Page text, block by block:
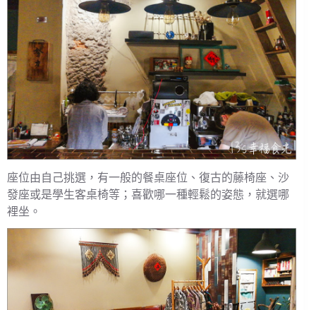
座位由自己挑選，有一般的餐桌座位、復古的藤椅座、沙
發座或是學生客桌椅等；喜歡哪一種輕鬆的姿態，就選哪
裡坐。